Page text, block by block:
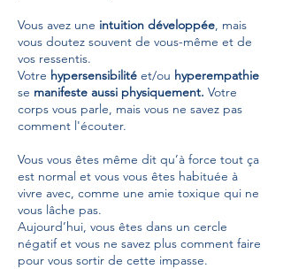
Vous avez une intuition développée, mais
vous doutez souvent de vous-même et de
vos ressentis.
Votre hypersensibilité et/ou hyperempathie
se manifeste aussi physiquement. Votre
corps vous parle, mais vous ne savez pas
comment l'écouter.
Vous vous êtes même dit qu’à force tout ça
est normal et vous vous êtes habituée à
vivre avec, comme une amie toxique qui ne
vous lâche pas.
Aujourd’hui, vous êtes dans un cercle
négatif et vous ne savez plus comment faire
pour vous sortir de cette impasse.